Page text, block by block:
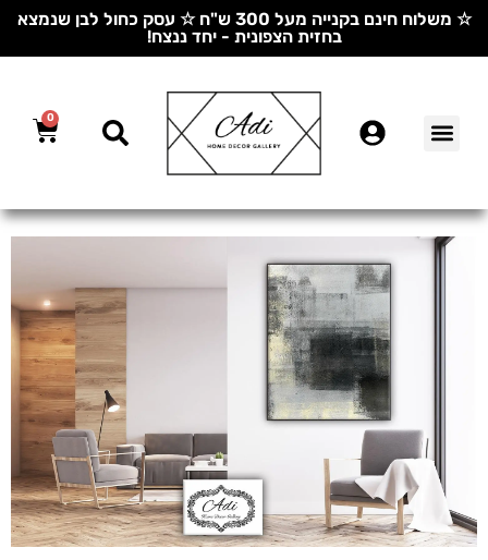
☆ משלוח חינם בקנייה מעל 300 ש"ח ☆ עסק כחול לבן שנמצא
בחזית הצפונית - יחד ננצח!
0